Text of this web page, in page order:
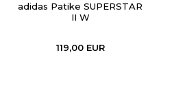
adidas Patike SUPERSTAR
II W
119,00 EUR